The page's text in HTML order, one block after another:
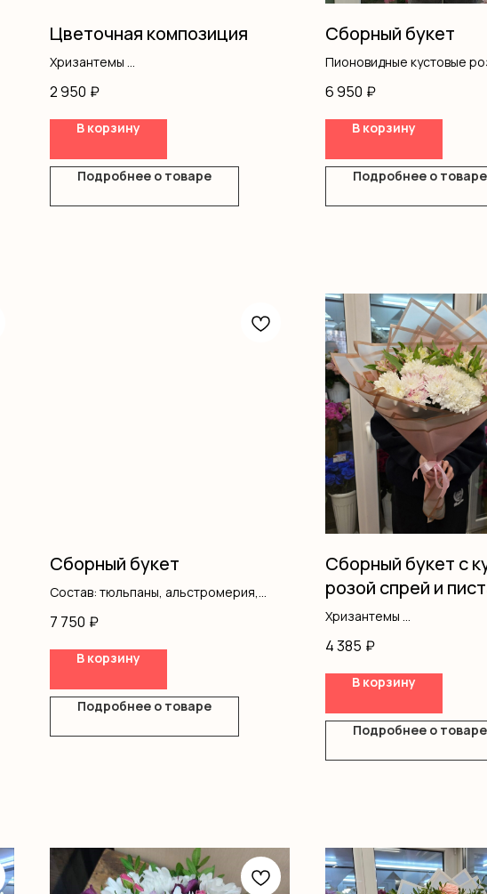
Цветочная композиция
Хризантемы
Альстромерия
Диантус
Писташ
Оазис
Коробка
2 950 ₽
В корзину
Подробнее о товаре
Сборный букет
Пионовидные кустовые
Гипсофила
Оформление
6 950 ₽
В корзину
Подробнее о товаре
Сборный букет
Состав: тюльпаны, альстромерия,
7 750 ₽
В корзину
Подробнее о товаре
Сборный букет с
розой спрей и
Хризантемы
Оформление
4 385 ₽
В корзину
Подробнее о товаре